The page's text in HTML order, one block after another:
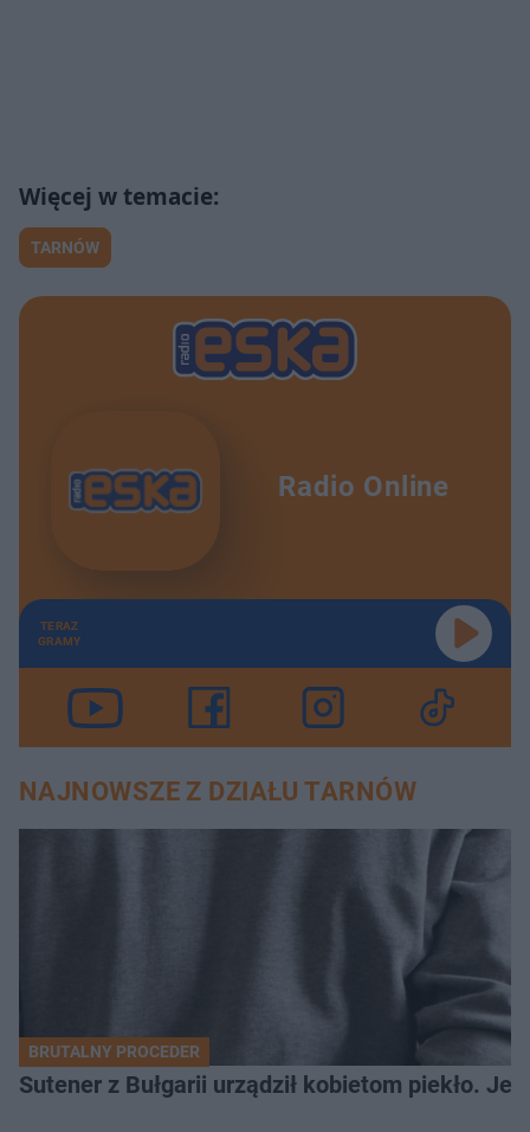
TARNÓW
Radio Online
TERAZ
GRAMY
NAJNOWSZE Z DZIAŁU TARNÓW
BRUTALNY PROCEDER
Sutener z Bułgarii urządził kobietom piekło.